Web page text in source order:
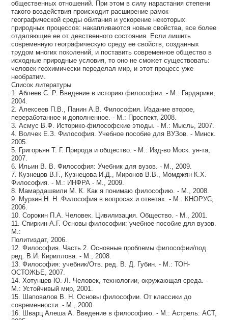
общественных отношений. При этом в силу нарастания степени
такого воздействия происходит расширение рамок
географической среды обитания и ускорение некоторых
природных процессов: накапливаются новые свойства, все более
отдаляющие ее от девственного состояния. Если лишить
современную географическую среду ее свойств, созданных
трудом многих поколений, и поставить современное общество в
исходные природные условия, то оно не сможет существовать:
человек геохимически переделал мир, и этот процесс уже
необратим.
Список литературы
1. Аблеев С. Р. Введение в историю философии. - М.: Гардарики,
2004.
2. Алексеев П.В., Панин А.В. Философия. Издание второе,
переработанное и дополненное. - М.: Проспект, 2008.
3. Асмус В.Ф. Историко-философские этюды. - М.: Мысль, 2007.
4. Волчек Е.З. Философия. Учебное пособие для ВУЗов. - Минск.
2005.
5. Григорьян Т. Г. Природа и общество. - М.: Изд-во Моск. ун-та,
2007.
6. Ильин В. В. Философия: Учебник для вузов. - М., 2009.
7. Кузнецов В.Г., Кузнецова И.Д., Миронов В.В., Момджян К.Х.
Философия. - М.: ИНФРА - М., 2009.
8. Мамардашвили М. К. Как я понимаю философию. - М., 2008.
9. Мурзин Н. Н. Философия в вопросах и ответах. - М.: КНОРУС,
2006.
10. Сорокин П.А. Человек. Цивилизация. Общество. - М., 2001.
11. Спиркин А.Г. Основы философии: учебное пособие для вузов.
М.:
Политиздат, 2006.
12. Философия. Часть 2. Основные проблемы философии/под
ред. В.И. Кириллова. - М., 2008.
13. Философия: учебник/Отв. ред. В. Д. Губин. - М.: ТОН-
ОСТОЖЬЕ, 2007.
14. Хотунцев Ю. Л. Человек, технологии, окружающая среда. -
М.: Устойчивый мир, 2001.
15. Шаповалов В. Н. Основы философии. От классики до
современности. - М., 2000.
16. Шварц Алеша А. Введение в философию. - М.: Астрель: АСТ,